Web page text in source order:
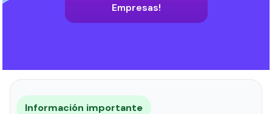
Empresas!
Información importante